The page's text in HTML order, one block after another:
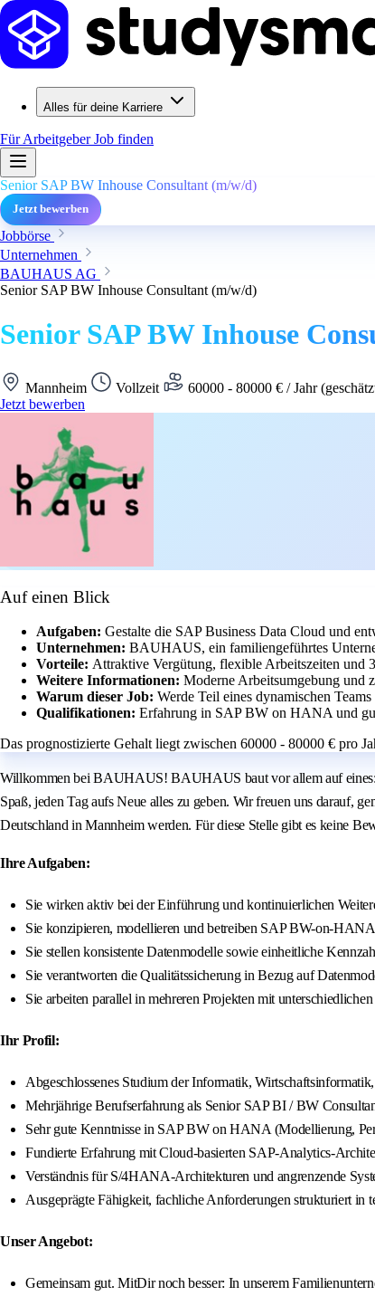
Alles für deine Karriere
Für ArbeitgeberJob finden
Senior SAP BW Inhouse Consultant (m/w/d)
Jetzt bewerben
Jobbörse
Unternehmen
BAUHAUS AG
Senior SAP BW Inhouse Consultant (m/w/d)
Senior SAP BW Inhouse
Mannheim Vollzeit 60000 - 80000 € / Jahr
Jetzt bewerben
Auf einen Blick
Aufgaben: Gestalte die SAP Business Data Cloud und
Unternehmen: BAUHAUS, ein familiengeführtes
Vorteile: Attraktive Vergütung, flexible Arbeitszeiten und
Weitere Informationen: Moderne Arbeitsumgebung und
Warum dieser Job: Werde Teil eines dynamischen
Qualifikationen: Erfahrung in SAP BW on HANA und
Das prognostizierte Gehalt liegt zwischen 60000 - 80000 € pro
Willkommen bei BAUHAUS! BAUHAUS baut vor allem auf eines:
Spaß, jeden Tag aufs Neue alles zu geben. Wir freuen uns darauf,
Deutschland in Mannheim werden. Für diese Stelle gibt es keine
Ihre Aufgaben:
Sie wirken aktiv bei der Einführung und kontinuierlichen
Sie konzipieren, modellieren und betreiben SAP BW-on-
Sie stellen konsistente Datenmodelle sowie einheitliche
Sie verantworten die Qualitätssicherung in Bezug auf
Sie arbeiten parallel in mehreren Projekten mit
Ihr Profil:
Abgeschlossenes Studium der Informatik,
Mehrjährige Berufserfahrung als Senior SAP BI / BW
Sehr gute Kenntnisse in SAP BW on HANA (Modellierung,
Fundierte Erfahrung mit Cloud-basierten SAP-Analytics-
Verständnis für S/4HANA-Architekturen und angrenzende
Ausgeprägte Fähigkeit, fachliche Anforderungen strukturiert in
Unser Angebot:
Gemeinsam gut. MitDir noch besser: In unserem